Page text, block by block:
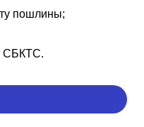
пошлины;
СБКТС.